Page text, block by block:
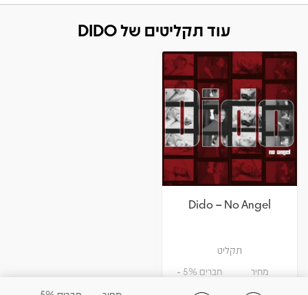
עוד תקליטים של DIDO
Dido – No Angel
תקליט
מחיר חברים 5% -